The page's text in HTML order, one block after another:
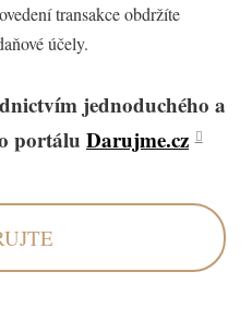
transakce obdržíte
účely.
jednoduchého a
portálu Darujme.cz